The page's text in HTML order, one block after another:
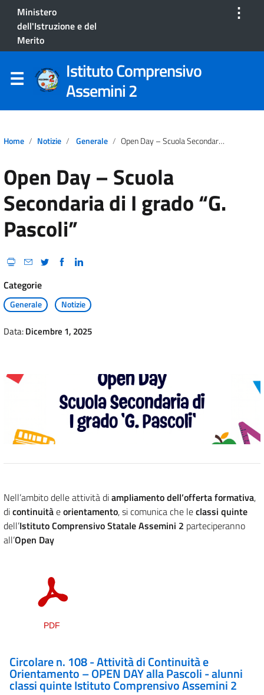
Ministero
dell'Istruzione e del
Merito
⋮
Istituto Comprensivo
Assemini 2
Home Notizie Generale Open Day – Scuola Secondaria Di I Grado “G. Pascoli”
Open Day – Scuola
Secondaria di I grado “G.
Pascoli”
Categorie
Generale Notizie
Data:Dicembre 1, 2025
Nell’ambito delle attività diampliamento dell’offerta formativa,
dicontinuitàeorientamento, si comunica che leclassi quinte
dell’Istituto Comprensivo Statale Assemini 2 parteciperanno
all’Open Day
Circolare n. 108 - Attività di Continuità e
Orientamento – OPEN DAY alla Pascoli - alunni
classi quinte Istituto Comprensivo Assemini 2